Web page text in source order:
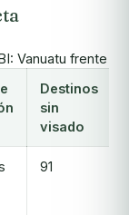
Vanuatu frente a
Destinos
sin
visado
91